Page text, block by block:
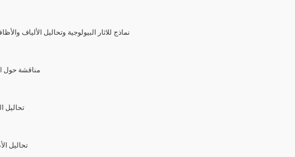
3- نماذج للاثار البيولوجية وتحاليل الألياف
(6) مناقشة
(7)
(8)